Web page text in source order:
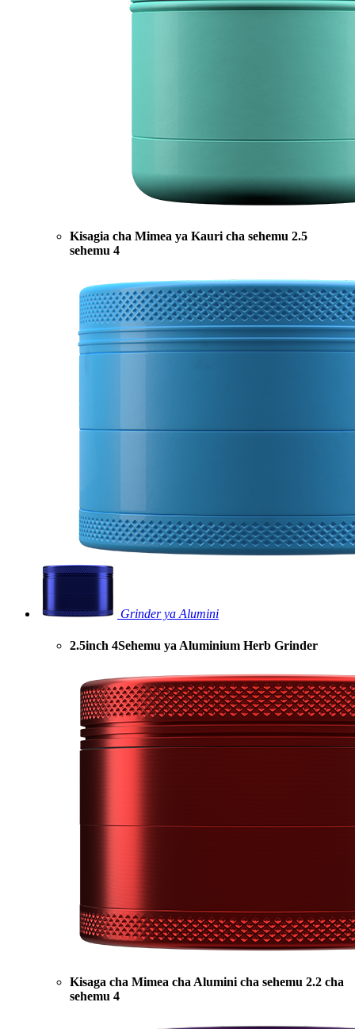
Kisagia cha Mimea ya Kauri cha sehemu 2.5
sehemu 4
Grinder ya Alumini
2.5inch 4Sehemu ya Aluminium Herb Grinder
Kisaga cha Mimea cha Alumini cha sehemu 2.2 cha
sehemu 4